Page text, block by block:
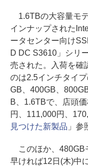
1.6TBの大容量モ
インナップされた
ータセンター向け
D DC S3610」シリ
売された。入荷を確
のは2.5インチタイ
GB、400GB、
B、1.6TBで、店頭
円、111,000円、
見つけた新製品 」参
このほか、480GB
早ければ12日(木)中